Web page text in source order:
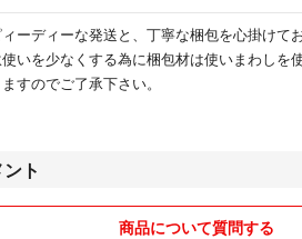
ィーディーな発送と、丁寧な梱包を心掛けて
いを少なくする為に梱包材は使いまわしを
すのでご了承下さい。
ト
商品について質問する